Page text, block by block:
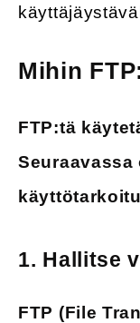
Mihin
FTP:tä
1. Hallitse
FTP (File